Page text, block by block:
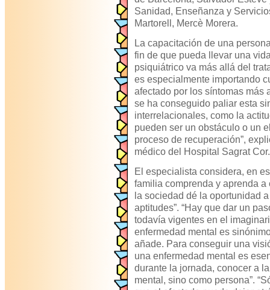
Sanidad, Enseñanza y
Martorell, Mercè Morera.
La capacitación de una
fin de que pueda llevar una
psiquiátrico va más allá del
es especialmente importando
afectado por los síntomas más
se ha conseguido paliar esta
interrelacionales, como la
pueden ser un obstáculo o un
proceso de recuperación”,
médico del Hospital Sagrat Cor.
El especialista considera, en
familia comprenda y aprenda
la sociedad dé la oportunidad
aptitudes”. “Hay que dar un
todavía vigentes en el
enfermedad mental es
añade. Para conseguir una
una enfermedad mental es
durante la jornada, conocer a
mental, sino como persona”.